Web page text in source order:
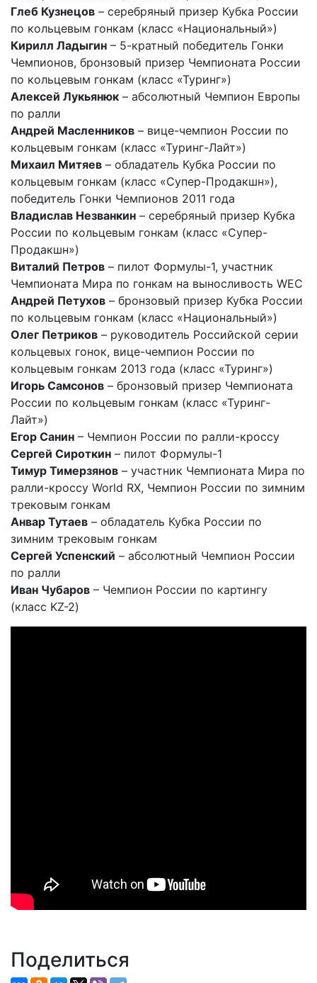
Глеб Кузнецов – серебряный призер Кубка России
по кольцевым гонкам (класс «Национальный»)
Кирилл Ладыгин – 5-кратный победитель Гонки
Чемпионов, бронзовый призер Чемпионата России
по кольцевым гонкам (класс «Туринг»)
Алексей Лукьянюк – абсолютный Чемпион Европы
по ралли
Андрей Масленников – вице-чемпион России по
кольцевым гонкам (класс «Туринг-Лайт»)
Михаил Митяев – обладатель Кубка России по
кольцевым гонкам (класс «Супер-Продакшн»),
победитель Гонки Чемпионов 2011 года
Владислав Незванкин – серебряный призер Кубка
России по кольцевым гонкам (класс «Супер-
Продакшн»)
Виталий Петров – пилот Формулы-1, участник
Чемпионата Мира по гонкам на выносливость WEC
Андрей Петухов – бронзовый призер Кубка России
по кольцевым гонкам (класс «Национальный»)
Олег Петриков – руководитель Российской серии
кольцевых гонок, вице-чемпион России по
кольцевым гонкам 2013 года (класс «Туринг»)
Игорь Самсонов – бронзовый призер Чемпионата
России по кольцевым гонкам (класс «Туринг-
Лайт»)
Егор Санин – Чемпион России по ралли-кроссу
Сергей Сироткин – пилот Формулы-1
Тимур Тимерзянов – участник Чемпионата Мира по
ралли-кроссу World RX, Чемпион России по зимним
трековым гонкам
Анвар Тутаев – обладатель Кубка России по
зимним трековым гонкам
Сергей Успенский – абсолютный Чемпион России
по ралли
Иван Чубаров – Чемпион России по картингу
(класс KZ-2)
Поделиться